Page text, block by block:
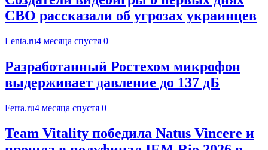
СВО рассказали об угрозах украинцев
Lenta.ru4 месяца спустя 0
Разработанный Ростехом микрофон
выдерживает давление до 137 дБ
Ferra.ru4 месяца спустя 0
Team Vitality победила Natus Vincere и